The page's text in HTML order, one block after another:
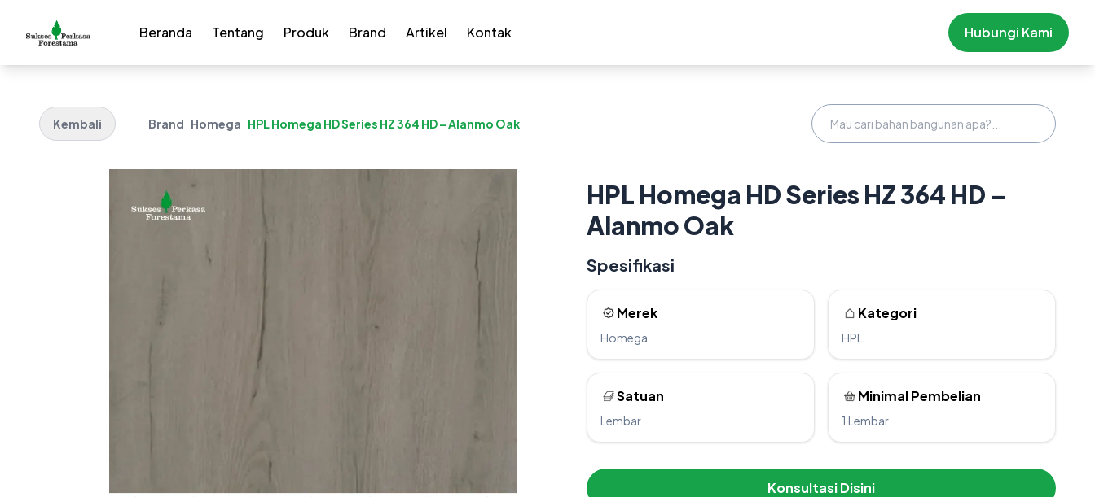
Beranda Tentang Produk Brand Artikel Kontak Hubungi Kami
Kembali Brand Homega HPL Homega HD Series HZ 364 HD – Alanmo Oak
HPL Homega HD Series HZ 364 HD –
Alanmo Oak
Spesifikasi
Merek
Homega
Kategori
HPL
Satuan
Lembar
Minimal Pembelian
1 Lembar
Konsultasi Disini